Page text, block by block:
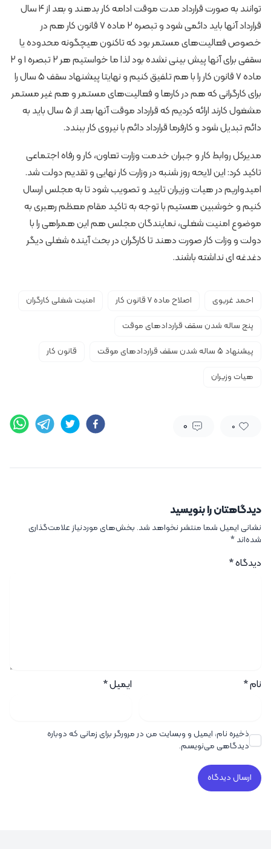
توانند به صورت قرارداد مدت موقت ادامه کار بدهند و بعد از ۴ سال
قرارداد آنها باید دائمی شود و تبصره ۲ ماده ۷ قانون کار هم در
خصوص فعالیت‌های مستمر بود که تاکنون هیچگونه محدوده یا
سقفی برای آنها پیش بینی نشده بود لذا ما خواستیم هر ۲ تبصره ۱ و ۲
ماده ۷ قانون کار را با هم تلفیق کنیم و نهایتا پیشنهاد سقف ۵ سال را
برای کارگرانی که هم در کارها و فعالیت‌های مستمر و هم غیر مستمر
مشغول کارند ارائه کردیم که قرارداد موقت آنها بعد از ۵ سال باید به
دائم تبدیل شود و کارفرما قرارداد دائم با نیروی کار ببندد.
مدیرکل روابط کار و جبران خدمت وزارت تعاون، کار و رفاه اجتماعی
تاکید کرد: این لایحه روز شنبه در وزارت کار نهایی و تقدیم دولت شد.
امیدواریم در هیات وزیران تایید و تصویب شود تا به مجلس ارسال
کنیم و خوشبین هستیم با توجه به تاکید مقام معظم رهبری به
موضوع امنیت شغلی، نمایندگان مجلس هم این همراهی را با
دولت و وزات کار صورت دهند تا کارگران در بحث آینده شغلی دیگر
دغدغه ای نداشته باشند.
احمد غریوی اصلاح ماده 7 قانون کار
امنیت شغلی کارگران
پنج ساله شدن سقف قراردادهای موقت
پیشنهاد ۵ ساله شدن سقف قراردادهای موقت
قانون کار
هیات وزیران
0
0
دیدگاهتان را بنویسید
نشانی ایمیل شما منتشر نخواهد شد. بخش‌های موردنیاز علامت‌گذاری
شده‌اند*
دیدگاه*
نام* ایمیل*
ذخیره نام، ایمیل و وبسایت من در مرورگر برای زمانی که دوباره
دیدگاهی می‌نویسم.